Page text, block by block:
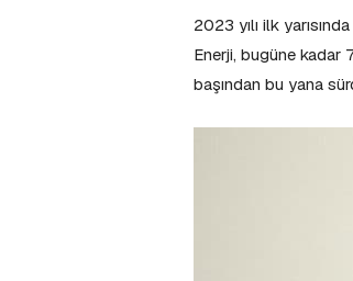
2023 yılı ilk
Enerji, bugüne kadar
başından bu yana